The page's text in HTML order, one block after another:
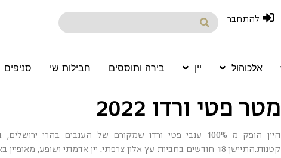
להתחבר
אלכוהול יין בירה ותוססים חבילות שי סניפים
מטר פטי ורדו 2022
היין הופק מ-100% ענבי פטי ורדו שמקורם של הענבים בהרי
קטנות.התיישן 18 חודשים בחביות עץ אלון צרפתי. יין אדמתי ושופע,